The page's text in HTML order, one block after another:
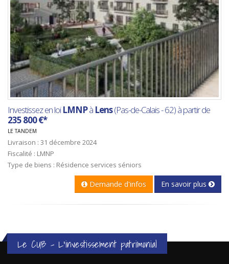
Investissez en loiLMNPà Lens(Pas-de-Calais - 62) à partir de
235 800 €*
LE TANDEM
Livraison : 31 décembre 2024
Fiscalité : LMNP
Type de biens : Résidence services séniors
Demande d'infos En savoir plus
Le CUB - L'investissement patrimonial